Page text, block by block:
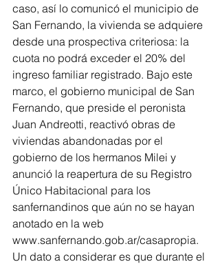
caso, así lo comunicó el municipio de
San Fernando, la vivienda se adquiere
desde una prospectiva criteriosa: la
cuota no podrá exceder el 20% del
ingreso familiar registrado. Bajo este
marco, el gobierno municipal de San
Fernando, que preside el peronista
Juan Andreotti, reactivó obras de
viviendas abandonadas por el
gobierno de los hermanos Milei y
anunció la reapertura de su Registro
Único Habitacional para los
sanfernandinos que aún no se hayan
anotado en la web
www.sanfernando.gob.ar/casapropia.
Un dato a considerar es que durante el